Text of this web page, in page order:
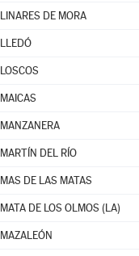
LINARES DE MORA
LLEDÓ
LOSCOS
MAICAS
MANZANERA
MARTÍN DEL RÍO
MAS DE LAS MATAS
MATA DE LOS OLMOS (LA)
MAZALEÓN